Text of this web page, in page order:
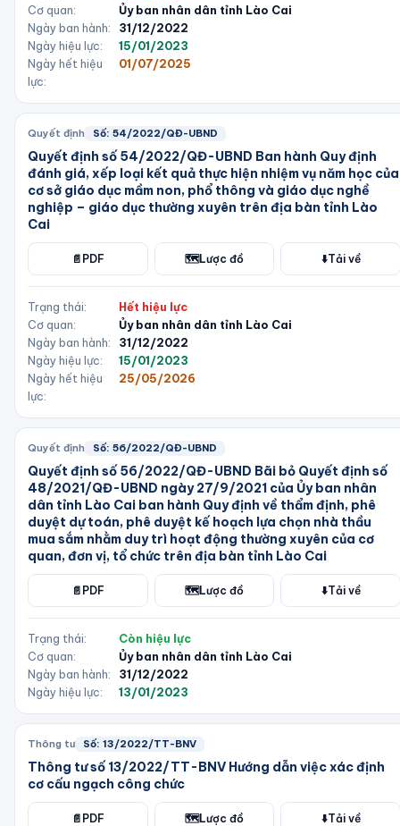
Cơ quan:
Ủy ban nhân dân tỉnh Lào Cai
Ngày ban hành:
31/12/2022
Ngày hiệu lực:
15/01/2023
Ngày hết hiệu
lực:
01/07/2025
Quyết định Số: 54/2022/QĐ-UBND
Quyết định số 54/2022/QĐ-UBND Ban hành Quy định
đánh giá, xếp loại kết quả thực hiện nhiệm vụ năm học của
cơ sở giáo dục mầm non, phổ thông và giáo dục nghề
nghiệp – giáo dục thường xuyên trên địa bàn tỉnh Lào
Cai
📄 PDF 🗺️Lược đồ ⬇️Tải về
Trạng thái:
Hết hiệu lực
Cơ quan:
Ủy ban nhân dân tỉnh Lào Cai
Ngày ban hành:
31/12/2022
Ngày hiệu lực:
15/01/2023
Ngày hết hiệu
lực:
25/05/2026
Quyết định Số: 56/2022/QĐ-UBND
Quyết định số 56/2022/QĐ-UBND Bãi bỏ Quyết định số
48/2021/QĐ-UBND ngày 27/9/2021 của Ủy ban nhân
dân tỉnh Lào Cai ban hành Quy định về thẩm định, phê
duyệt dự toán, phê duyệt kế hoạch lựa chọn nhà thầu
mua sắm nhằm duy trì hoạt động thường xuyên của cơ
quan, đơn vị, tổ chức trên địa bàn tỉnh Lào Cai
📄 PDF 🗺️Lược đồ ⬇️Tải về
Trạng thái:
Còn hiệu lực
Cơ quan:
Ủy ban nhân dân tỉnh Lào Cai
Ngày ban hành:
31/12/2022
Ngày hiệu lực:
13/01/2023
Thông tư Số: 13/2022/TT-BNV
Thông tư số 13/2022/TT-BNV Hướng dẫn việc xác định
cơ cấu ngạch công chức
📄 PDF 🗺️Lược đồ ⬇️Tải về